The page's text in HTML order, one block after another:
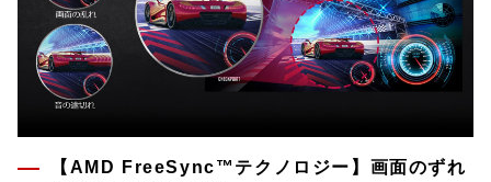
【AMD FreeSync™テクノロジー】画面のずれ